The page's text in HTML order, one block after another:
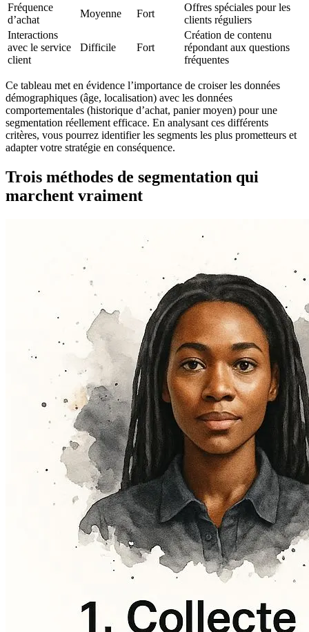
Fréquence
d’achat
Moyenne Fort
Offres spéciales pour les
clients réguliers
Interactions
avec le service
client
Difficile Fort
Création de contenu
répondant aux questions
fréquentes
Ce tableau met en évidence l’importance de croiser les données
démographiques (âge, localisation) avec les données
comportementales (historique d’achat, panier moyen) pour une
segmentation réellement efficace. En analysant ces différents
critères, vous pourrez identifier les segments les plus prometteurs et
adapter votre stratégie en conséquence.
Trois méthodes de segmentation qui
marchent vraiment